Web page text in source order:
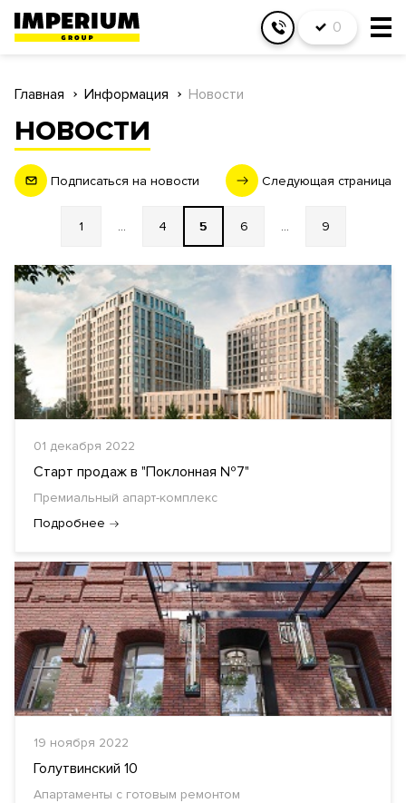
0
Главная Информация Новости
НОВОСТИ
Подписаться на новости
1 ... 4 5 6 ... 9
Следующая страница
01 декабря 2022
Старт продаж в "Поклонная №7"
Премиальный апарт-комплекс
Подробнее
19 ноября 2022
Голутвинский 10
Апартаменты с готовым ремонтом